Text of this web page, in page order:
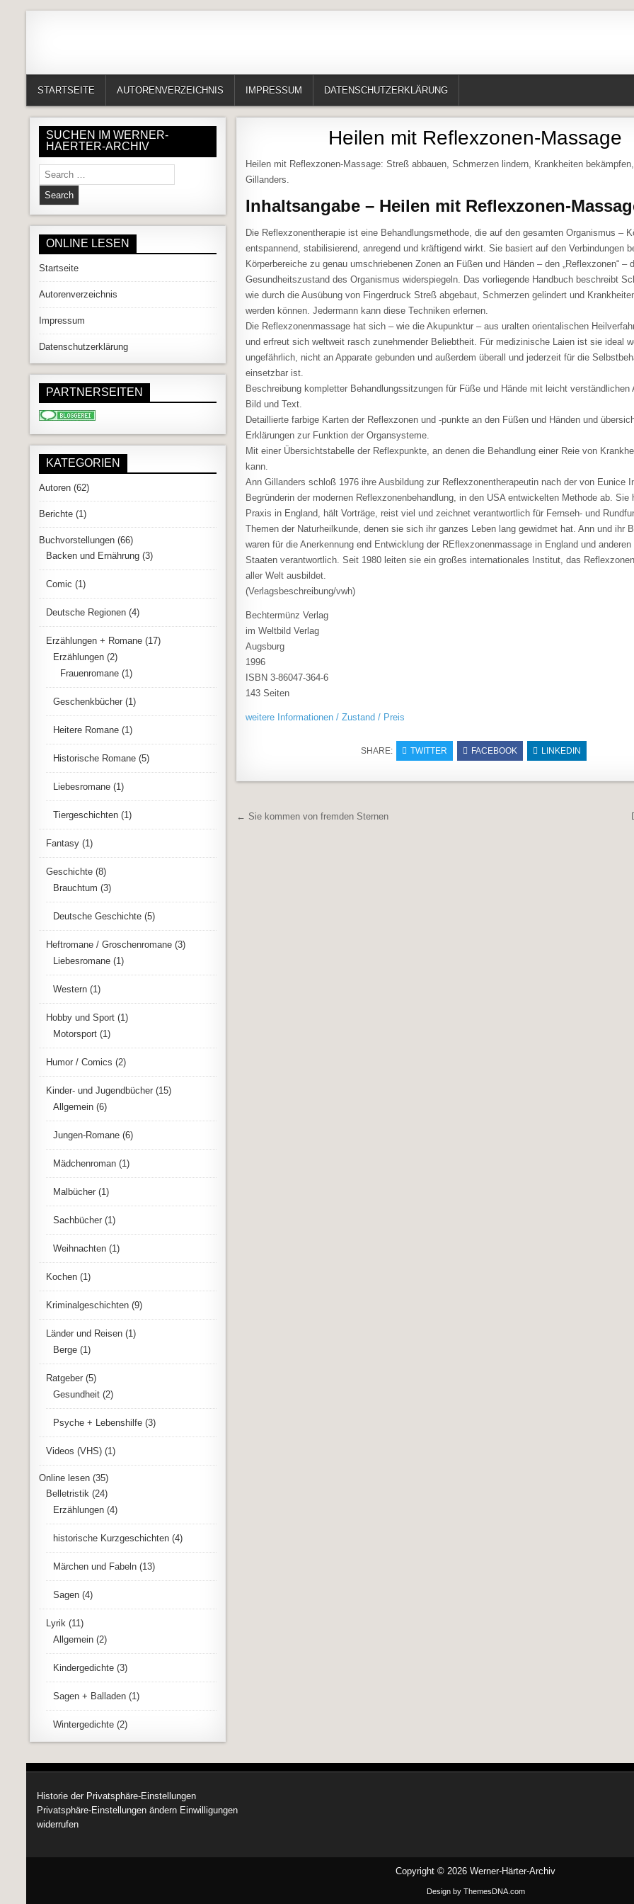
STARTSEITE AUTORENVERZEICHNIS IMPRESSUM DATENSCHUTZERKLÄRUNG
Heilen mit Reflexzonen-Massage
Heilen mit Reflexzonen-Massage: Streß abbauen, Schmerzen lindern, Krankheiten
Gillanders.
Inhaltsangabe – Heilen mit Reflexzonen-
Die Reflexzonentherapie ist eine Behandlungsmethode, die auf den gesamten Organismus –
entspannend, stabilisierend, anregend und kräftigend wirkt. Sie basiert auf den Verbindungen
Körperbereiche zu genau umschriebenen Zonen an Füßen und Händen – den „Reflexzonen“ –
Gesundheitszustand des Organismus widerspiegeln. Das vorliegende Handbuch beschreibt
wie durch die Ausübung von Fingerdruck Streß abgebaut, Schmerzen gelindert und
werden können. Jedermann kann diese Techniken erlernen.
Die Reflexzonenmassage hat sich – wie die Akupunktur – aus uralten orientalischen
und erfreut sich weltweit rasch zunehmender Beliebtheit. Für medizinische Laien ist sie ideal
ungefährlich, nicht an Apparate gebunden und außerdem überall und jederzeit für die
einsetzbar ist.
Beschreibung kompletter Behandlungssitzungen für Füße und Hände mit leicht verständlichen
Bild und Text.
Detaillierte farbige Karten der Reflexzonen und -punkte an den Füßen und Händen und
Erklärungen zur Funktion der Organsysteme.
Mit einer Übersichtstabelle der Reflexpunkte, an denen die Behandlung einer Reie von
kann.
Ann Gillanders schloß 1976 ihre Ausbildung zur Reflexzonentherapeutin nach der von Eunice
Begründerin der modernen Reflexzonenbehandlung, in den USA entwickelten Methode ab. Sie
Praxis in England, hält Vorträge, reist viel und zeichnet verantwortlich für Fernseh- und
Themen der Naturheilkunde, denen sie sich ihr ganzes Leben lang gewidmet hat. Ann und ihr
waren für die Anerkennung end Entwicklung der REflexzonenmassage in England und anderen
Staaten verantwortlich. Seit 1980 leiten sie ein großes internationales Institut, das
aller Welt ausbildet.
(Verlagsbeschreibung/vwh)
Bechtermünz Verlag
im Weltbild Verlag
Augsburg
1996
ISBN 3-86047-364-6
143 Seiten
weitere Informationen / Zustand / Preis
SHARE: TWITTER FACEBOOK LINKEDIN
Beitragsnavigation
← Sie kommen von fremden Sternen
SUCHEN IM WERNER-
HAERTER-ARCHIV
Search for:
ONLINE LESEN
Startseite
Autorenverzeichnis
Impressum
Datenschutzerklärung
PARTNERSEITEN
KATEGORIEN
Autoren (62)
Berichte (1)
Buchvorstellungen (66)
Backen und Ernährung (3)
Comic (1)
Deutsche Regionen (4)
Erzählungen + Romane (17)
Erzählungen (2)
Frauenromane (1)
Geschenkbücher (1)
Heitere Romane (1)
Historische Romane (5)
Liebesromane (1)
Tiergeschichten (1)
Fantasy (1)
Geschichte (8)
Brauchtum (3)
Deutsche Geschichte (5)
Heftromane / Groschenromane (3)
Liebesromane (1)
Western (1)
Hobby und Sport (1)
Motorsport (1)
Humor / Comics (2)
Kinder- und Jugendbücher (15)
Allgemein (6)
Jungen-Romane (6)
Mädchenroman (1)
Malbücher (1)
Sachbücher (1)
Weihnachten (1)
Kochen (1)
Kriminalgeschichten (9)
Länder und Reisen (1)
Berge (1)
Ratgeber (5)
Gesundheit (2)
Psyche + Lebenshilfe (3)
Videos (VHS) (1)
Online lesen (35)
Belletristik (24)
Erzählungen (4)
historische Kurzgeschichten (4)
Märchen und Fabeln (13)
Sagen (4)
Lyrik (11)
Allgemein (2)
Kindergedichte (3)
Sagen + Balladen (1)
Wintergedichte (2)
Historie der Privatsphäre-Einstellungen
Privatsphäre-Einstellungen ändern Einwilligungen
widerrufen
Copyright © 2026 Werner-Härter-Archiv
Design by ThemesDNA.com